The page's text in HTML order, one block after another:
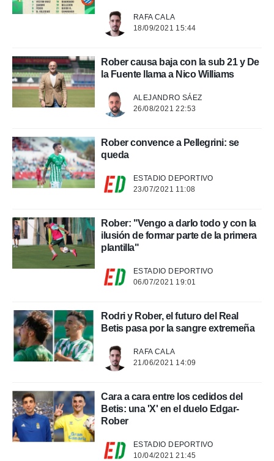
de
1199
RAFA CALA
18/09/2021 15:44
Rober causa baja con la sub 21 y De
la Fuente llama a Nico Williams
ALEJANDRO SÁEZ
26/08/2021 22:53
Rober convence a Pellegrini: se
queda
ESTADIO DEPORTIVO
23/07/2021 11:08
Rober: "Vengo a darlo todo y con la
ilusión de formar parte de la primera
plantilla"
ESTADIO DEPORTIVO
06/07/2021 19:01
Rodri y Rober, el futuro del Real
Betis pasa por la sangre extremeña
RAFA CALA
21/06/2021 14:09
Cara a cara entre los cedidos del
Betis: una 'X' en el duelo Edgar-
Rober
ESTADIO DEPORTIVO
10/04/2021 21:45